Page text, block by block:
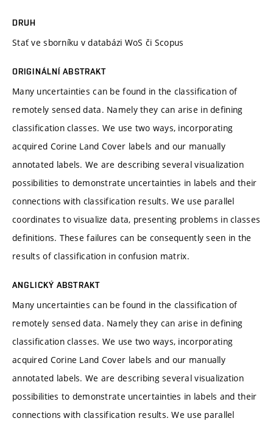
DRUH
Stať ve sborníku v databázi WoS či Scopus
ORIGINÁLNÍ ABSTRAKT
Many uncertainties can be found in the classification of
remotely sensed data. Namely they can arise in defining
classification classes. We use two ways, incorporating
acquired Corine Land Cover labels and our manually
annotated labels. We are describing several visualization
possibilities to demonstrate uncertainties in labels and their
connections with classification results. We use parallel
coordinates to visualize data, presenting problems in classes
definitions. These failures can be consequently seen in the
results of classification in confusion matrix.
ANGLICKÝ ABSTRAKT
Many uncertainties can be found in the classification of
remotely sensed data. Namely they can arise in defining
classification classes. We use two ways, incorporating
acquired Corine Land Cover labels and our manually
annotated labels. We are describing several visualization
possibilities to demonstrate uncertainties in labels and their
connections with classification results. We use parallel